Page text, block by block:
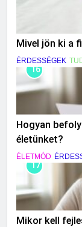
Mivel jön ki a
ÉRDESSÉGEK
16
Hogyan
életünket?
ÉLETMÓD
17
Mikor kell